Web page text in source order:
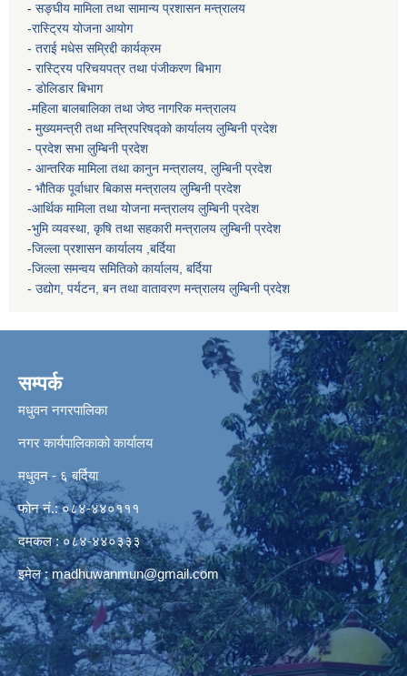
- सङ्घीय मामिला तथा सामान्य प्रशासन मन्त्रालय
-रास्ट्रिय योजना आयोग
- तराई मधेस सम्रिद्दी कार्यक्रम
- रास्ट्रिय परिचयपत्र तथा पंजीकरण बिभाग
- डोलिडार बिभाग
-महिला बालबालिका तथा जेष्ठ नागरिक मन्त्रालय
- मुख्यमन्त्री तथा मन्त्रिपरिषद्को कार्यालय लुम्बिनी प्रदेश
- प्रदेश सभा लुम्बिनी प्रदेश
- आन्तरिक मामिला तथा कानुन मन्त्रालय, लुम्बिनी प्रदेश
- भौतिक पूर्वाधार बिकास मन्त्रालय लुम्बिनी प्रदेश
-आर्थिक मामिला तथा योजना मन्त्रालय लुम्बिनी प्रदेश
-भुमि व्यवस्था, कृषि तथा सहकारी मन्त्रालय लुम्बिनी प्रदेश
-जिल्ला प्रशासन कार्यालय ,बर्दिया
-जिल्ला समन्वय समितिको कार्यालय, बर्दिया
- उद्योग, पर्यटन, बन तथा वातावरण मन्त्रालय लुम्बिनी प्रदेश
सम्पर्क
मधुवन नगरपालिका
नगर कार्यपालिकाको कार्यालय
मधुवन - ६ बर्दिया
फोन नं.: ०८४-४४०१११
दमकल : ०८४-४४०३३३
इमेल :madhuwanmun@gmail.com